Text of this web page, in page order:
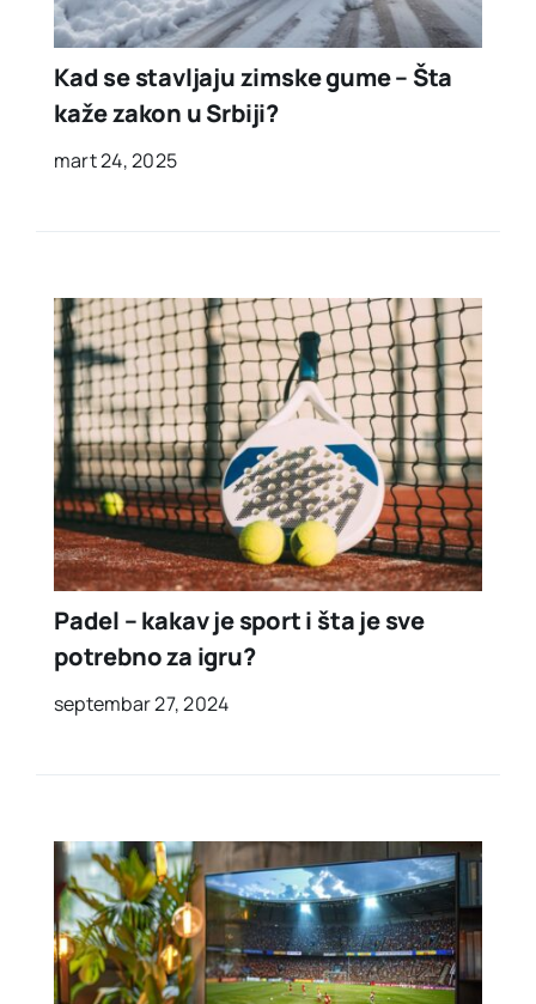
Kad se stavljaju zimske gume – Šta
kaže zakon u Srbiji?
mart 24, 2025
Padel – kakav je sport i šta je sve
potrebno za igru?
septembar 27, 2024